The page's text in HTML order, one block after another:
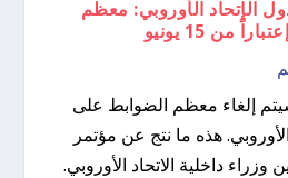
الإتحاد الأوروبي: معظم
من 15 يونيو
15 يونيو، سيتم إلغاء معظم الضوابط على
هذه ما نتج عن مؤتمر
وزراء داخلية الاتحاد الأوروبي.